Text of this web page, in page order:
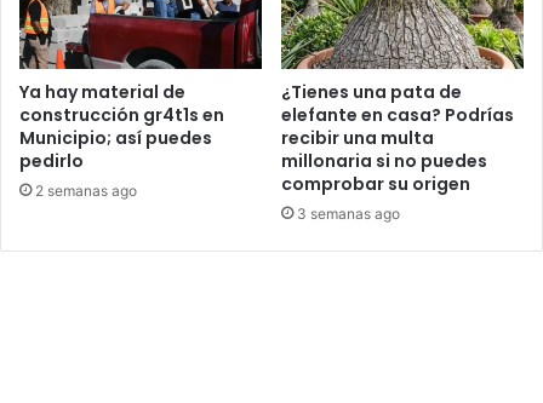
Ya hay material de
construcción gr4t1s en
Municipio; así puedes
pedirlo
2 semanas ago
¿Tienes una pata de
elefante en casa? Podrías
recibir una multa
millonaria si no puedes
comprobar su origen
3 semanas ago